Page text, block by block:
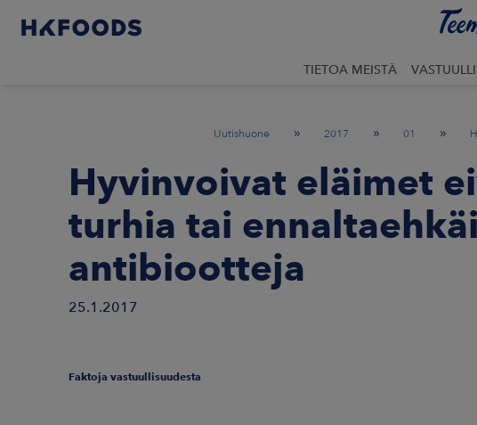
TIETOA MEISTÄ
Uutishuone » 2017 » 01 »
Hyvinvoivat eläimet
turhia tai
antibiootteja
25.1.2017
Faktoja vastuullisuudesta